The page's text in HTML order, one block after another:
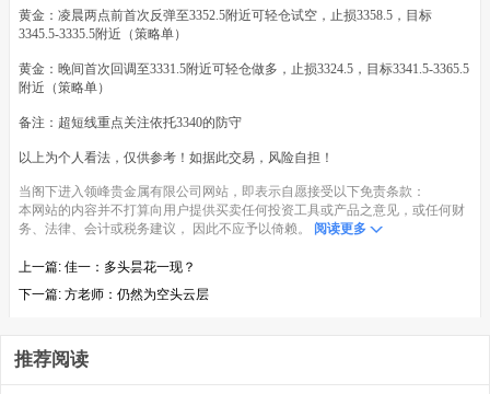
黄金：凌晨两点前首次反弹至3352.5附近可轻仓试空，止损3358.5，目标
3345.5-3335.5附近（策略单）
黄金：晚间首次回调至3331.5附近可轻仓做多，止损3324.5，目标3341.5-3365.5
附近（策略单）
备注：超短线重点关注依托3340的防守
以上为个人看法，仅供参考！如据此交易，风险自担！
当阁下进入领峰贵金属有限公司网站，即表示自愿接受以下免责条款：
本网站的内容并不打算向用户提供买卖任何投资工具或产品之意见，或任何财
务、法律、会计或税务建议， 因此不应予以倚赖。
阅读更多
上一篇: 佳一：多头昙花一现？
下一篇: 方老师：仍然为空头云层
推荐阅读